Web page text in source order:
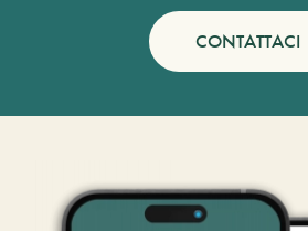
CONTATTACI